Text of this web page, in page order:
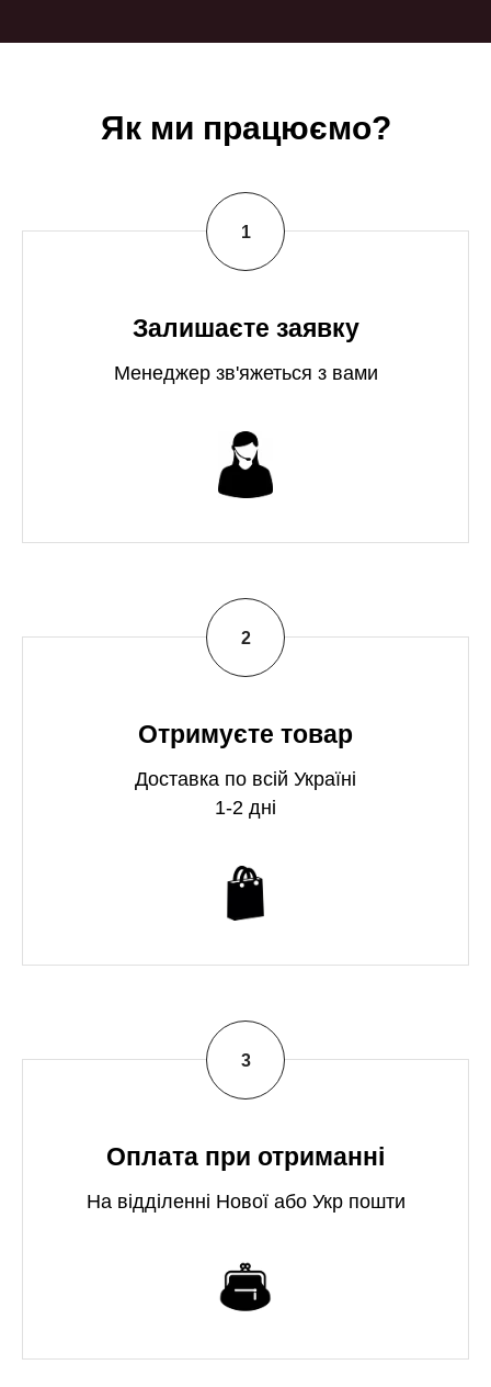
Як ми працюємо?
Залишаєте заявку
Менеджер зв'яжеться з вами
Отримуєте товар
Доставка по всій Україні
1-2 дні
Оплата при отриманні
На відділенні Нової або Укр пошти